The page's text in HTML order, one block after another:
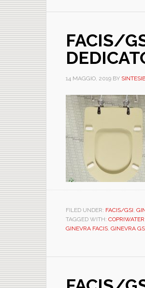
FACIS/
14 MAGGIO, 2019BY
FILED UNDER: FACIS/GSI,
TAGGED WITH:
GINEVRA FACIS, GINEVRA